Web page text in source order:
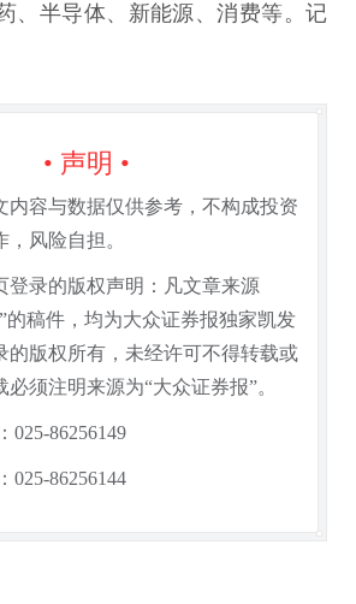
、半导体、新能源、消费等。记
• 声明 •
内容与数据仅供参考，不构成投资
风险自担。
登录的版权声明：凡文章来源
的稿件，均为大众证券报独家凯发
的版权所有，未经许可不得转载或
须注明来源为“大众证券报”。
025-86256149
025-86256144